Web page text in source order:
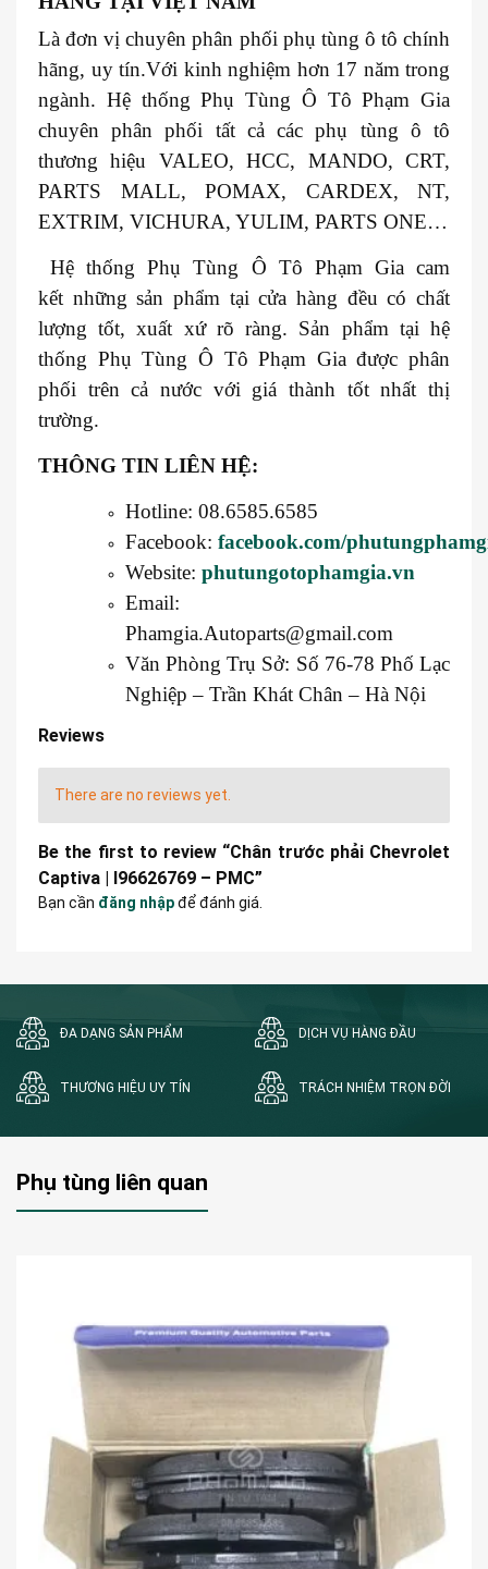
Là đơn vị chuyên phân phối phụ tùng ô tô chính
hãng, uy tín.Với kinh nghiệm hơn 17 năm trong
ngành. Hệ thống Phụ Tùng Ô Tô Phạm Gia
chuyên phân phối tất cả các phụ tùng ô tô
thương hiệu VALEO, HCC, MANDO, CRT,
PARTS MALL, POMAX, CARDEX, NT,
EXTRIM, VICHURA, YULIM, PARTS ONE…
Hệ thống Phụ Tùng Ô Tô Phạm Gia cam
kết những sản phẩm tại cửa hàng đều có chất
lượng tốt, xuất xứ rõ ràng. Sản phẩm tại hệ
thống Phụ Tùng Ô Tô Phạm Gia được phân
phối trên cả nước với giá thành tốt nhất thị
trường.
THÔNG TIN LIÊN HỆ:
Hotline: 08.6585.6585
Facebook: facebook.com/
Website: phutungotophamgia.vn
Email:
Phamgia.Autoparts@gmail.com
Văn Phòng Trụ Sở: Số 76-78 Phố Lạc
Nghiệp – Trần Khát Chân – Hà Nội
Reviews
There are no reviews yet.
Be the first to review “Chân trước phải Chevrolet
Captiva | I96626769 – PMC”
Bạn cần đăng nhậpđể đánh giá.
ĐA DẠNG SẢN PHẨM DỊCH VỤ HÀNG ĐẦU
THƯƠNG HIỆU UY TÍN TRÁCH NHIỆM TRỌN ĐỜI
Phụ tùng liên quan